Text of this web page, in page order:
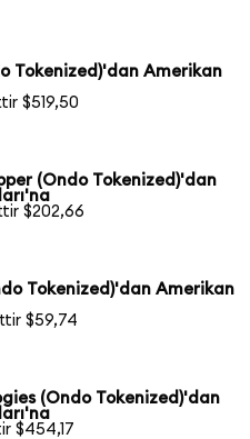
Tokenized)'dan Amerikan
$519,50
(Ondo Tokenized)'dan
$202,66
Tokenized)'dan Amerikan
$59,74
(Ondo Tokenized)'dan
$454,17